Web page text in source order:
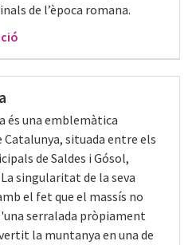
de l’època romana.
és una emblemàtica
Catalunya, situada entre els
de Saldes i Gósol,
singularitat de la seva
el fet que el massís no
serralada pròpiament
la muntanya en una de